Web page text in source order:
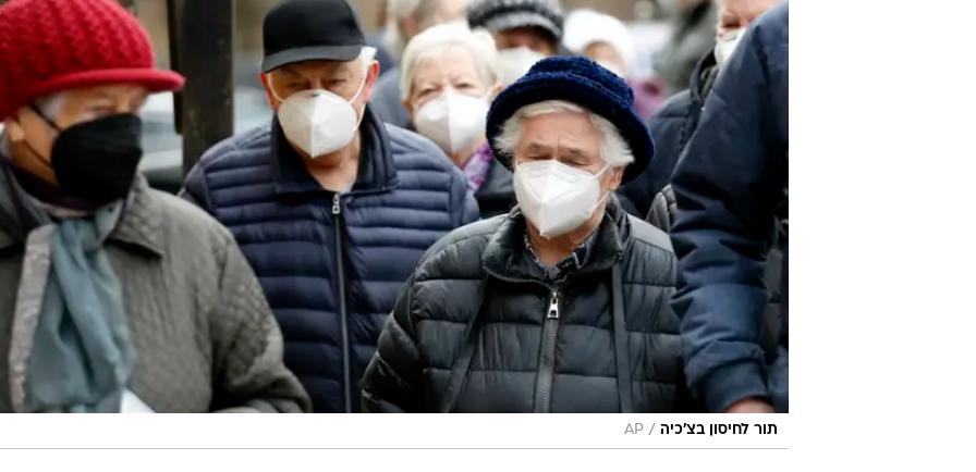
תור לחיסון בצ'כיה /
AP